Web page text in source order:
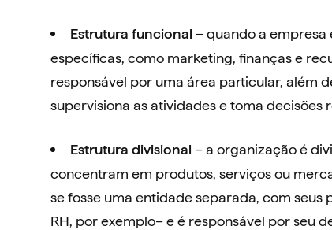
Estrutura funcional – quando a
específicas, como marketing, finanças e
responsável por uma área particular, além
supervisiona as atividades e toma decisões
Estrutura divisional – a organização é
concentram em produtos, serviços ou
se fosse uma entidade separada, com
RH, por exemplo– e é responsável por seu